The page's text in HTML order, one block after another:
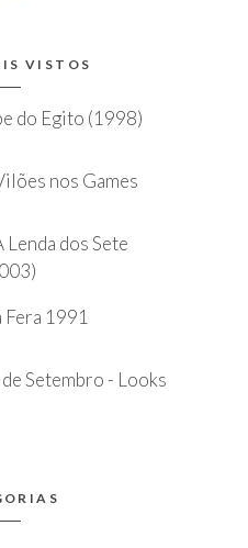
VISTOS
do Egito (1998)
nos Games
Lenda dos Sete
Fera 1991
de Setembro - Looks